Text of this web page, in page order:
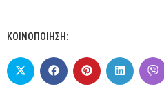
ΚΟΙΝΟΠΟΙΗΣΗ: